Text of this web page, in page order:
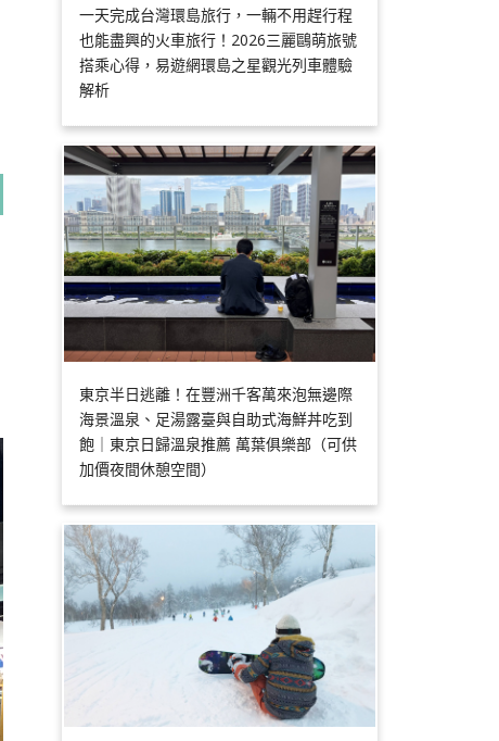
一天完成台灣環島旅行，一輛不用趕行程
也能盡興的火車旅行！2026三麗鷗萌旅號
搭乘心得，易遊網環島之星觀光列車體驗
解析
東京半日逃離！在豐洲千客萬來泡無邊際
海景溫泉、足湯露臺與自助式海鮮丼吃到
飽｜東京日歸溫泉推薦 萬葉俱樂部（可供
加價夜間休憩空間）